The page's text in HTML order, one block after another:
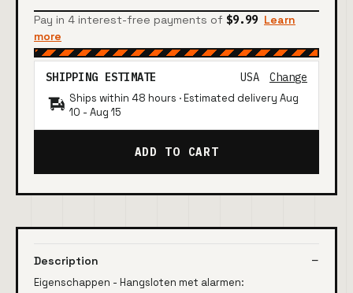
Pay in 4 interest-free payments of $9.99 Learn
more
SHIPPING ESTIMATE USA Change
Ships within 48 hours · Estimated delivery Aug
10 - Aug 15
ADD TO CART
Description
Eigenschappen - Hangsloten met alarmen: